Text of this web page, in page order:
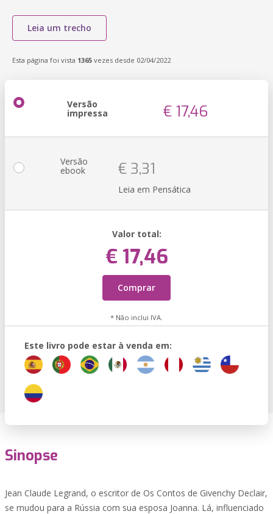
Leia um trecho
Esta página foi vista 1365 vezes desde 02/04/2022
Versão
impressa € 17,46
Versão
ebook € 3,31
Leia em Pensática
Valor total:
€ 17,46
Comprar
* Não inclui IVA.
Este livro pode estar à venda em:
Sinopse
Jean Claude Legrand, o escritor de Os Contos de Givenchy Declair,
se mudou para a Rússia com sua esposa Joanna. Lá, influenciado